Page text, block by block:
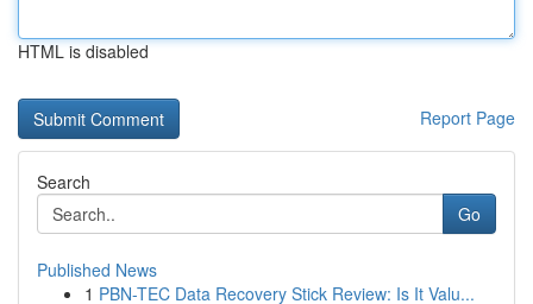
HTML is disabled
Report Page
Search
Go
Published News
1 PBN-TEC Data Recovery Stick Review: Is It Valu...